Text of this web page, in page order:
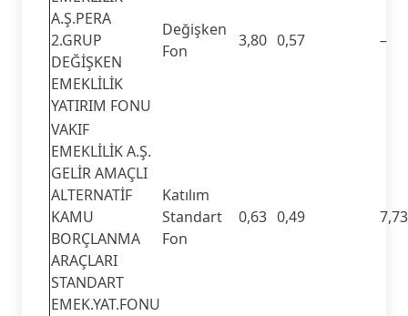
A.Ş.PERA
2.GRUP
DEĞİŞKEN
EMEKLİLİK
YATIRIM FONU
Değişken
Fon
3,80 0,57 –
VAKIF
EMEKLİLİK A.Ş.
GELİR AMAÇLI
ALTERNATİF
KAMU
BORÇLANMA
ARAÇLARI
STANDART
EMEK.YAT.FONU
Katılım
Standart
Fon
0,63 0,49 7,73